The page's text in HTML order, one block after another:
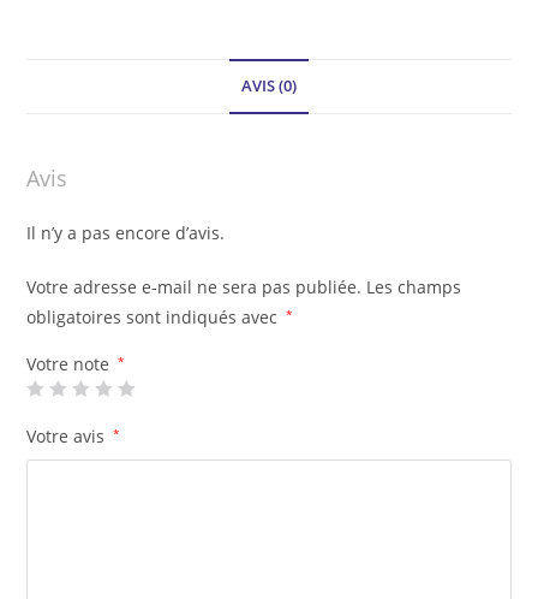
AVIS (0)
Avis
Il n’y a pas encore d’avis.
Votre adresse e-mail ne sera pas publiée. Les champs
obligatoires sont indiqués avec
*
Votre note *
Votre avis *